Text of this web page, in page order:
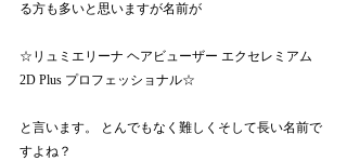
る方も多いと思いますが名前が
☆リュミエリーナ ヘアビューザー エクセレミアム
2D Plus プロフェッショナル☆
と言います。 とんでもなく難しくそして長い名前で
すよね？